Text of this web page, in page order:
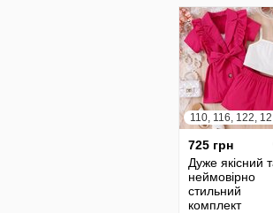
725 грн
Дуже якісний
неймовірно
стильний
комплект